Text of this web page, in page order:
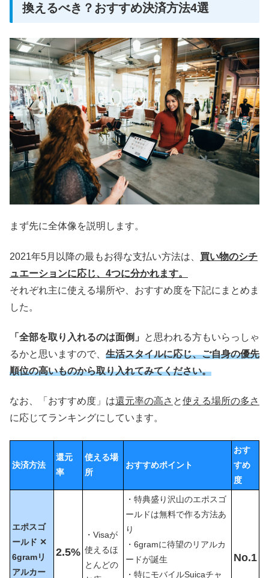
換えるべき？おすすめ決済方法4選
まず先に全体像を説明します。
2021年5月以降の最もお得な支払い方法は、 買い物のシチ
ュエーションに応じ、4つに分かれます。
それぞれ主に使える場所や、おすすめ度を下記にまとめま
した。
「全部を取り入れるのは面倒」
と思われる方もいらっしゃ
るかと思いますので、 生活スタイルに応じ、ご自身の優先
順位の高いものから取り入れてみてください。
なお、「おすすめ度」は還元率の高さ と使える場所の多さ
に応じてランキングにしています。
決済方法
還元
率
使える場
所
おすすめポイント
おす
すめ
度
エポスゴ
ールド ✕
6gramリ
アルカー
2.5%
・Visaが
使えるほ
とんどの
・特典盛り沢山のエポスゴ
ールドは無料で作る方法あ
り
・6gramに待望のリアルカ
ードが誕生
・特にモバイルSuicaチャ
No.1